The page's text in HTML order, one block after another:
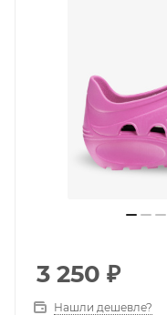
3 250 ₽
Нашли дешевле?